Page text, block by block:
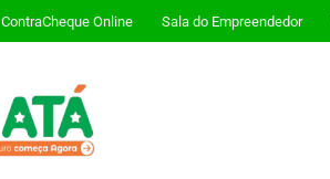
ContraCheque Online Sala do Empreendedor